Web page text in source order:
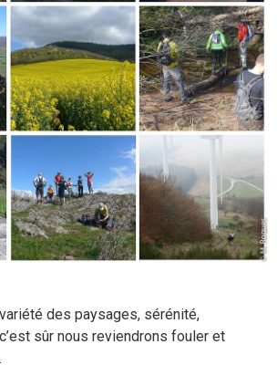
des paysages, sérénité,
sûr nous reviendrons fouler et